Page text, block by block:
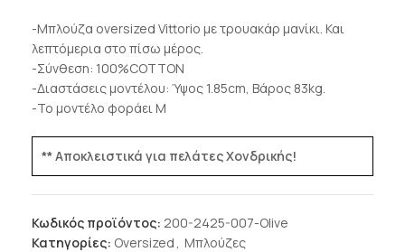
-Μπλούζα oversized Vittorio με τρουακάρ μανίκι. Και
λεπτόμερια στο πίσω μέρος.
-Σύνθεση: 100%COTTON
-Διαστάσεις μοντέλου: Ύψος 1.85cm, Βάρος 83kg.
-Το μοντέλο φοράει M
** Αποκλειστικά για πελάτες Χονδρικής!
Κωδικός προϊόντος: 200-2425-007-Olive
Κατηγορίες: Oversized , Μπλούζες